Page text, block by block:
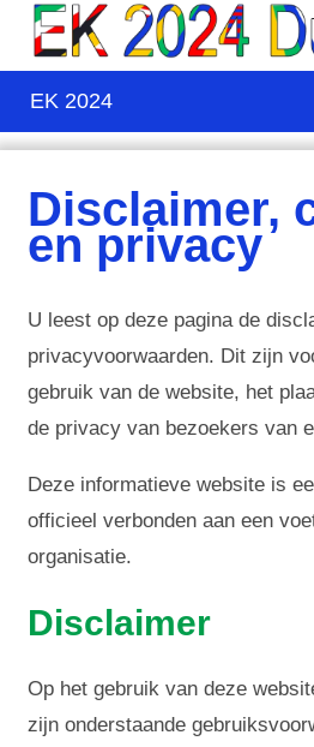
EK 2024
Disclaimer,
en privacy
U leest op deze pagina de
privacyvoorwaarden. Dit zijn
gebruik van de website, het
de privacy van bezoekers van
Deze informatieve website is
officieel verbonden aan een
organisatie.
Disclaimer
Op het gebruik van deze
zijn onderstaande